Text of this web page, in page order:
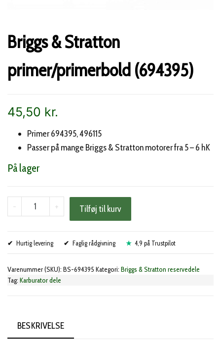
Briggs & Stratton
primer/primerbold (694395)
45,50 kr.
Primer 694395, 496115
Passer på mange Briggs & Stratton motorer fra 5 – 6 hK
På lager
-
Briggs
&
primer/primerbold
antal
+ Tilføj til kurv
Hurtig levering Faglig rådgivning 4,9 på Trustpilot
Varenummer (SKU): BS-694395 Kategori: Briggs & Stratton reservedele
Tag: Karburator dele
BESKRIVELSE